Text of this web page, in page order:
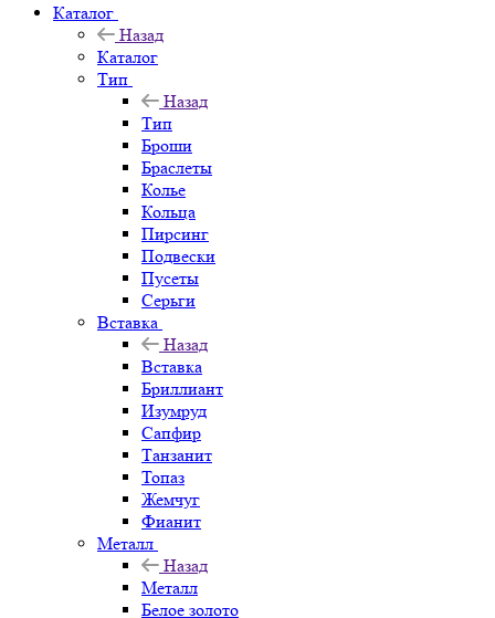
Каталог
Назад
Каталог
Тип
Назад
Тип
Броши
Браслеты
Колье
Кольца
Пирсинг
Подвески
Пусеты
Серьги
Вставка
Назад
Вставка
Бриллиант
Изумруд
Сапфир
Танзанит
Топаз
Жемчуг
Фианит
Металл
Назад
Металл
Белое золото